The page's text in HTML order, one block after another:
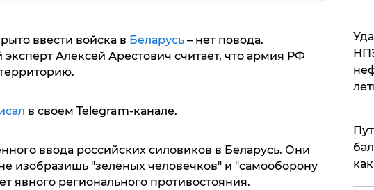
ввести войска в Беларусь– нет повода.
Алексей Арестович считает, что армия РФ
в своем Telegram-канале.
ввода российских силовиков в Беларусь. Они
изобразишь "зеленых человечков" и "самооборону
явного регионального противостояния.